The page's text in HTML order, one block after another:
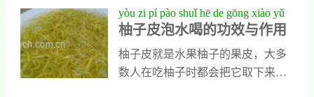
判断。例如，果皮颜色以金黄或橙
黄为
佳。手感：手感沉甸甸，说明水分
充足。气味：有淡淡清香，无异
味。2. 清洗与去皮用清水冲洗表
皮，去除表面灰尘和杂质。用盐搓
的多种功效与作用，可以起到保健
与治疗一些疾病的作用。 柚子皮的
多种功效与作用 柚子皮的多种功效
与作用1、柚子皮具治疗冻疮的功效
yòu zi pí pào shuǐ hē de gōng xiào yǔ
zuò yòng
柚子皮泡水喝的功效与作用
柚子皮就是水果柚子的果皮，大多
数人在吃柚子时都会把它取下来扔